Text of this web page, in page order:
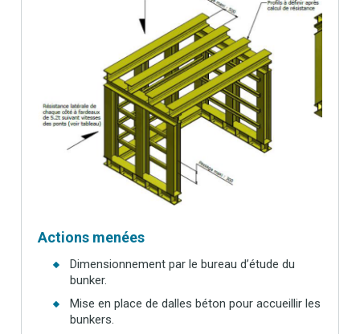
Actions menées
Dimensionnement par le bureau d’étude du
bunker.
Mise en place de dalles béton pour accueillir les
bunkers.